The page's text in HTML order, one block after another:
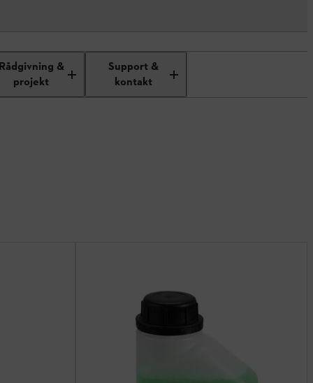
Rådgivning &
projekt
Support &
kontakt